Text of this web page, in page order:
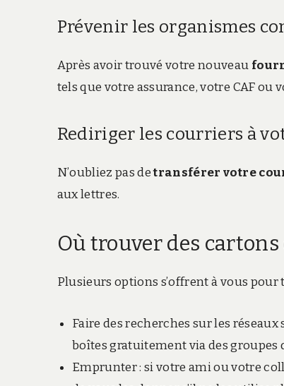
Prévenir les organismes
Après avoir trouvé votre nouveau
tels que votre assurance, votre CAF ou
Rediriger les courriers à
N’oubliez pas detransférer votre
aux lettres.
Où trouver des cartons
Plusieurs options s’offrent à vous
Faire des recherches sur les
boîtes gratuitement via des groupes
Emprunter : si votre ami ou votre